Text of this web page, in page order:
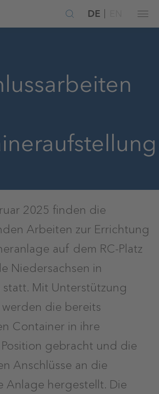
DE
2025 finden die
Arbeiten zur Errichtung
auf dem RC-Platz
Niedersachsen in
Mit Unterstützung
werden die bereits
Container in ihre
gebracht und die
Anschlüsse an die
Anlage hergestellt. Die